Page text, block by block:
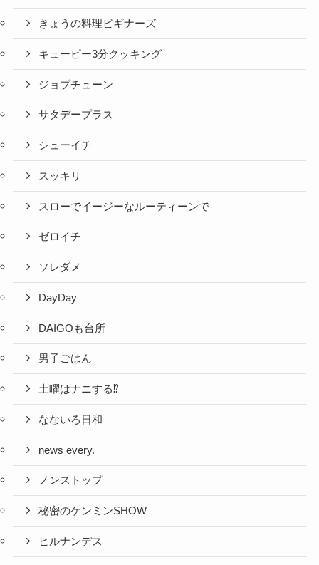
きょうの料理ビギナーズ
キューピー3分クッキング
ジョブチューン
サタデープラス
シューイチ
スッキリ
スローでイージーなルーティーンで
ゼロイチ
ソレダメ
DayDay
DAIGOも台所
男子ごはん
土曜はナニする⁉
なないろ日和
news every.
ノンストップ
秘密のケンミンSHOW
ヒルナンデス